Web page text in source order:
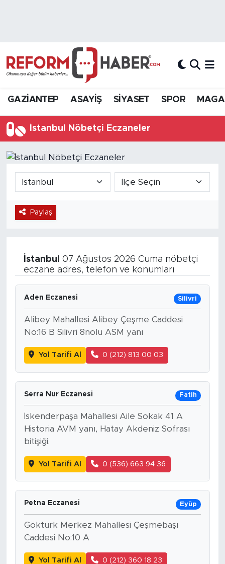
GAZİANTEP ASAYİŞ SİYASET SPOR
İstanbul Nöbetçi Eczaneler
Paylaş
İstanbul
07 Ağustos 2026 Cuma nöbetçi
eczane adres, telefon ve konumları
Aden Eczanesi Silivri
Alibey Mahallesi Alibey Çeşme Caddesi
No:16 B Silivri 8nolu ASM yanı
Yol Tarifi Al 0 (212) 813 00 03
Serra Nur Eczanesi Fatih
İskenderpaşa Mahallesi Aile Sokak 41 A
Historia AVM yanı, Hatay Akdeniz Sofrası
bitişiği.
Yol Tarifi Al 0 (536) 663 94 36
Petna Eczanesi Eyüp
Göktürk Merkez Mahallesi Çeşmebaşı
Caddesi No:10 A
Yol Tarifi Al 0 (212) 360 18 23
Hava Durumu
Süper Lig Puan Durumu ve Fikstür
Tüm Manşetler
Haber Arşivi